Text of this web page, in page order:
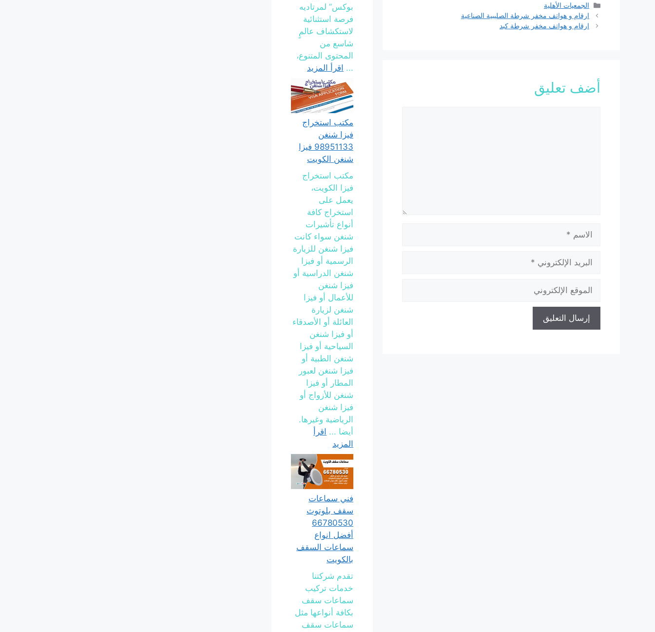
التصنيفات
الجمعيات الأهلية
ارقام و هواتف مخفر شرطة الصليبية الصناعية
ارقام و هواتف مخفر شرطة كبد
أضف تعليق
الاسم
البريد
الإلكتروني
الموقع
الإلكتروني
بوكس” لمرتاديه
فرصة استثنائية
لاستكشاف عالمٍ
شاسع من
المحتوى المتنوع،
... اقرأ المزيد
مكتب استخراج
فيزا شنغن
98951133 فيزا
شنغن الكويت
مكتب استخراج
فيزا الكويت،
يعمل على
استخراج كافة
أنواع تأشيرات
شنغن سواء كانت
فيزا شنغن للزيارة
الرسمية أو فيزا
شنغن الدراسية أو
فيزا شنغن
للأعمال أو فيزا
شنغن لزيارة
العائلة أو الأصدقاء
أو فيزا شنغن
السياحية أو فيزا
شنغن الطبية أو
فيزا شنغن لعبور
المطار أو فيزا
شنغن للأزواج أو
فيزا شنغن
الرياضية وغيرها.
أيضا ... اقرأ
المزيد
فني سماعات
سقف بلوتوث
66780530
أفضل انواع
سماعات السقف
بالكويت
تقدم شركتنا
خدمات تركيب
سماعات سقف
بكافة أنواعها مثل
سماعات سقف